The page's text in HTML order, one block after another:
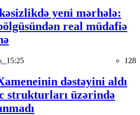
yeni mərhələ:
real müdafiə
15:25 128
dəstəyini aldı
strukturları üzərində